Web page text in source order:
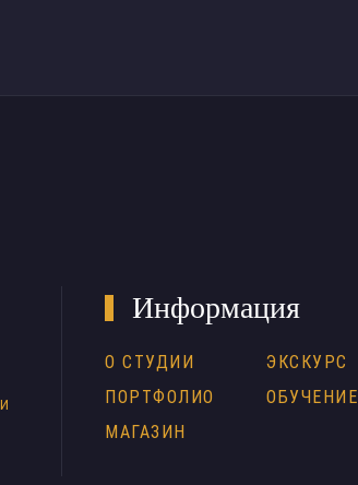
Информация
О СТУДИИ
ПОРТФОЛИО
МАГАЗИН
ЭКСКУРС
ОБУЧЕНИЕ